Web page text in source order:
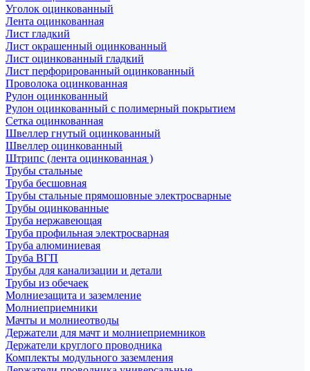
Уголок оцинкованный
Лента оцинкованная
Лист гладкий
Лист окрашенный оцинкованный
Лист оцинкованный гладкий
Лист перфорированный оцинкованный
Проволока оцинкованная
Рулон оцинкованный
Рулон оцинкованный с полимерный покрытием
Сетка оцинкованная
Швеллер гнутый оцинкованный
Швеллер оцинкованный
Штрипс (лента оцинкованная )
Трубы стальные
Труба бесшовная
Трубы стальные прямошовные электросварные
Трубы оцинкованные
Труба нержавеющая
Труба профильная электросварная
Труба алюминиевая
Труба ВГП
Трубы для канализации и детали
Трубы из обечаек
Молниезащита и заземление
Молниеприемники
Мачты и молниеотводы
Держатели для мачт и молниеприемников
Держатели круглого проводника
Комплекты модульного заземления